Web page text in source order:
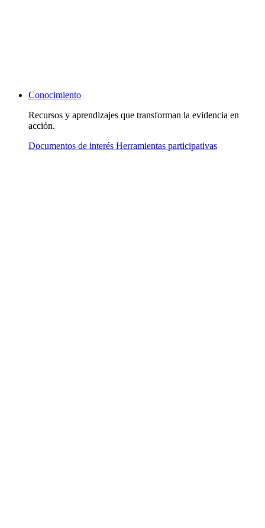
Conocimiento
Recursos y aprendizajes que transforman la evidencia en
acción.
Documentos de interés Herramientas participativas